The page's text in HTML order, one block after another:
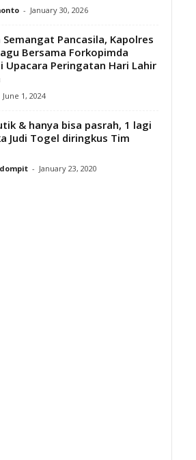
- January 30, 2026
Semangat Pancasila, Kapolres
Bersama Forkopimda
Upacara Peringatan Hari Lahir
June 1, 2024
& hanya bisa pasrah, 1 lagi
Judi Togel diringkus Tim
- January 23, 2020